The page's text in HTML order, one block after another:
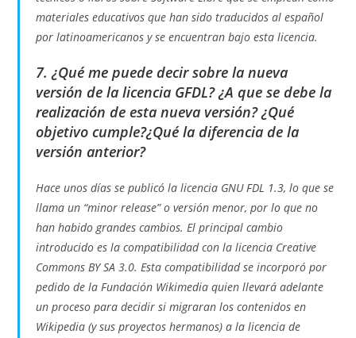
materiales educativos que han sido traducidos al español
por latinoamericanos y se encuentran bajo esta licencia.
7. ¿Qué me puede decir sobre la nueva
versión de la licencia GFDL? ¿A que se debe la
realización de esta nueva versión? ¿Qué
objetivo cumple?¿Qué la diferencia de la
versión anterior?
Hace unos días se publicó la licencia GNU FDL 1.3, lo que se
llama un “minor release” o versión menor, por lo que no
han habido grandes cambios. El principal cambio
introducido es la compatibilidad con la licencia Creative
Commons BY SA 3.0. Esta compatibilidad se incorporó por
pedido de la Fundación Wikimedia quien llevará adelante
un proceso para decidir si migraran los contenidos en
Wikipedia (y sus proyectos hermanos) a la licencia de